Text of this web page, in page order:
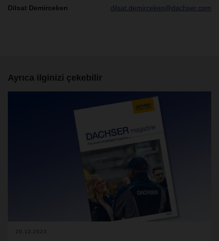
Dilsat Demirceken dilsat.demirceken@dachser.com
Ayrıca ilginizi çekebilir
20.12.2023